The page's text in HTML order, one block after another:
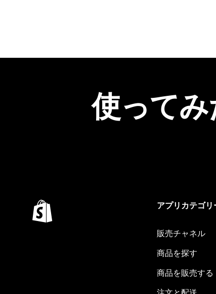
使って
アプリカテゴリ
販売チャネル
商品を探す
商品を販売する